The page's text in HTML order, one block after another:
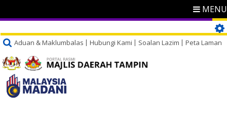
MENU
Aduan & Maklumbalas Hubungi Kami Soalan Lazim Peta Laman